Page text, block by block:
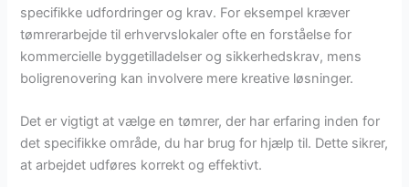
specifikke udfordringer og krav. For eksempel kræver
tømrerarbejde til erhvervslokaler ofte en forståelse for
kommercielle byggetilladelser og sikkerhedskrav, mens
boligrenovering kan involvere mere kreative løsninger.
Det er vigtigt at vælge en tømrer, der har erfaring inden for
det specifikke område, du har brug for hjælp til. Dette sikrer,
at arbejdet udføres korrekt og effektivt.